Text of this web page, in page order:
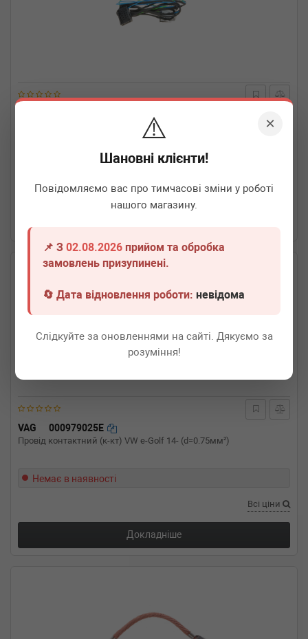
×
⚠️
Шановні клієнти!
Повідомляємо вас про тимчасові зміни у роботі
нашого магазину.
📌 З02.08.2026 прийом та обробка
замовлень призупинені.
🔄 Дата відновлення роботи:невідома
Слідкуйте за оновленнями на сайті. Дякуємо за
розуміння!
Провід дооснащення для ліхтарів Facelift BMW 3 (F30) 13-
2 810 грн Всі ціни
VAG 000979025E
Провід контактний (к-кт) VW e-Golf 14- (d=0.75мм²)
Немає в наявності
Всі ціни
Докладніше